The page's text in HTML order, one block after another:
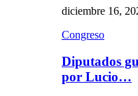
diciembre 16,
Congreso
Diputados
por Lucio…